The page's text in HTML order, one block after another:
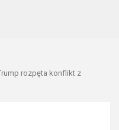
rozpęta konflikt z